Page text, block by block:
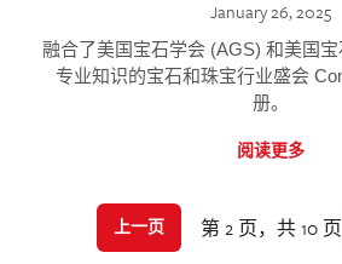
January 26, 2025
融合了美国宝石学会 (AGS) 和美国
专业知识的宝石和珠宝行业盛会
册。
阅读更多
上一页 第 2 页，共 10 页